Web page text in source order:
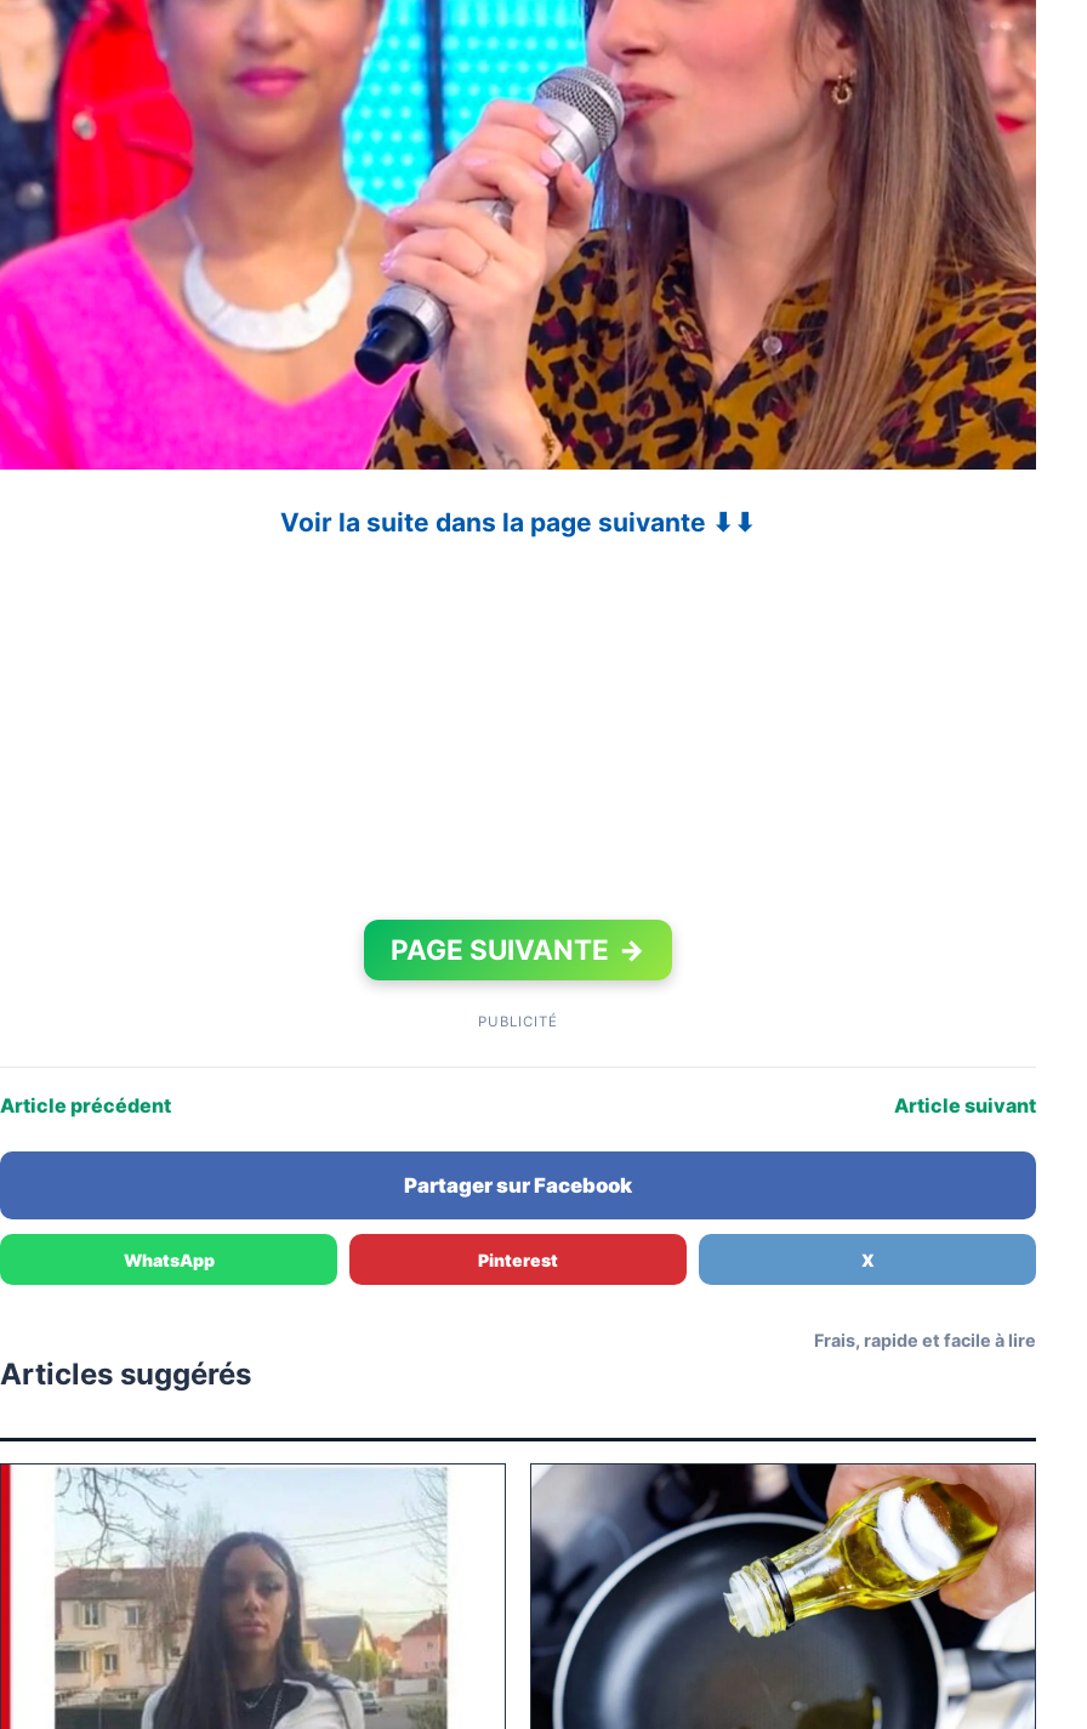
Voir la suite dans la page suivante ⬇⬇
PAGE SUIVANTE →
PUBLICITÉ
Article précédent Article suivant
Partager sur Facebook
WhatsApp Pinterest X
Articles suggérés
Frais, rapide et facile à lire